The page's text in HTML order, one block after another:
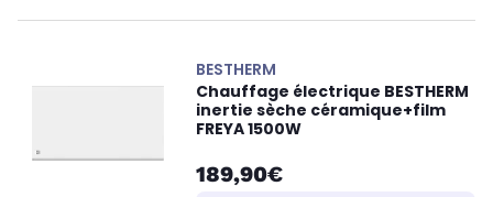
BESTHERM
Chauffage électrique BESTHERM
inertie sèche céramique+film
FREYA 1500W
189,90€